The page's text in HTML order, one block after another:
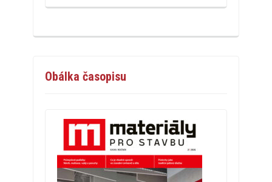
Obálka časopisu